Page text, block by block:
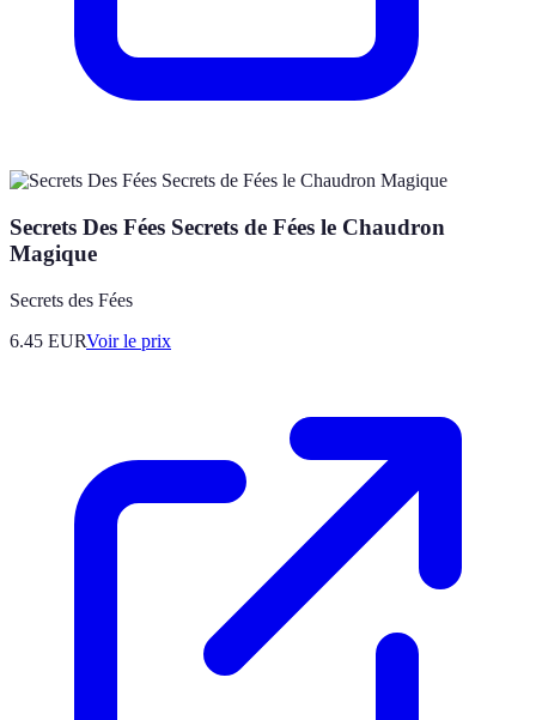
Secrets Des Fées Secrets de Fées le Chaudron
Magique
Secrets des Fées
6.45 EURVoir le prix